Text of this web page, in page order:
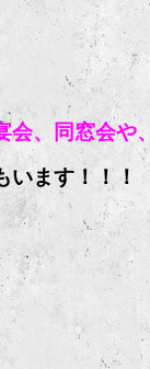
会、同窓会や
います！！！